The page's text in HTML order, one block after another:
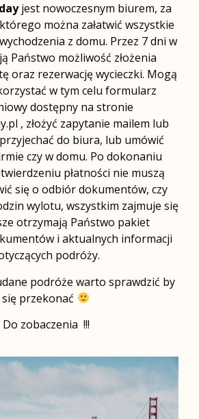
jest nowoczesnym biurem, za
można załatwić wszystkie
z domu. Przez 7 dni w
Państwo możliwość złożenia
oraz rezerwację wycieczki. Mogą
w tym celu formularz
dostępny na stronie
, złożyć zapytanie mailem lub
do biura, lub umówić
czy w domu. Po dokonaniu
płatności nie muszą
się o odbiór dokumentów, czy
wylotu, wszystkim zajmuje się
otrzymają Państwo pakiet
i aktualnych informacji
podróży.
podróże warto sprawdzić by
się przekonać
Do zobaczenia !!!